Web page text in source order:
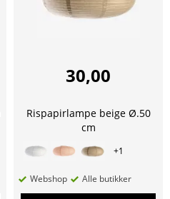
30,00
Rispapirlampe beige Ø.50
cm
+1
Webshop Alle butikker